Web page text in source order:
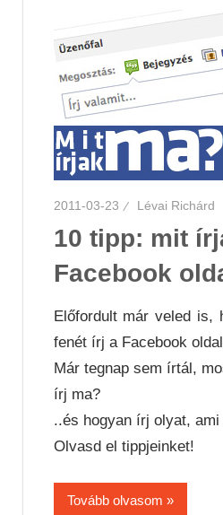
2011-03-23 Lévai Richárd
10 tipp: mit
Facebook
Előfordult már veled is,
fenét írj a Facebook
Már tegnap sem írtál,
írj ma?
..és hogyan írj olyat,
Olvasd el tippjeinket!
Tovább olvasom